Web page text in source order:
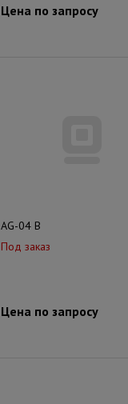
Цена по запросу
AG-04 B
Под заказ
Цена по запросу